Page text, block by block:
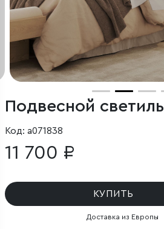
Код: a071838
11 700 ₽
КУПИТЬ
Доставка из Европы